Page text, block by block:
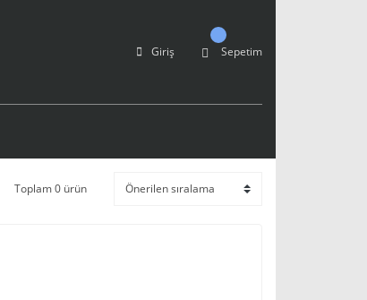
Giriş Sepetim
Toplam 0 ürün